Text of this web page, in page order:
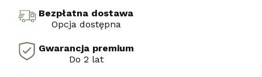
Bezpłatna dostawa
Opcja dostępna
Gwarancja premium
Do 2 lat